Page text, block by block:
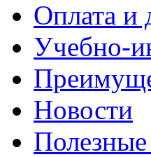
Оплата и
Учебно-
Новости
Полезные